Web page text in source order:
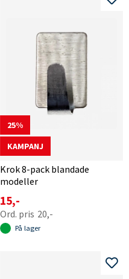
25
KAMPANJ
Krok 8-pack blandade
modeller
15,-
20,-
På lager